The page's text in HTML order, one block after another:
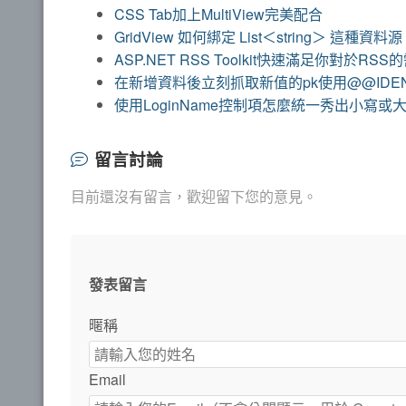
CSS Tab加上MultiView完美配合
GridView 如何綁定 List＜string＞ 這種資料源
ASP.NET RSS Toolkit快速滿足你對於RSS
在新增資料後立刻抓取新值的pk使用
使用LoginName控制項怎麼統一秀出小寫或
留言討論
目前還沒有留言，歡迎留下您的意見。
發表留言
暱稱
Email